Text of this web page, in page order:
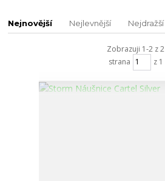
Nejnovější Nejlevnější Nejdražší
Zobrazuji 1-2 z 2
strana
z 1